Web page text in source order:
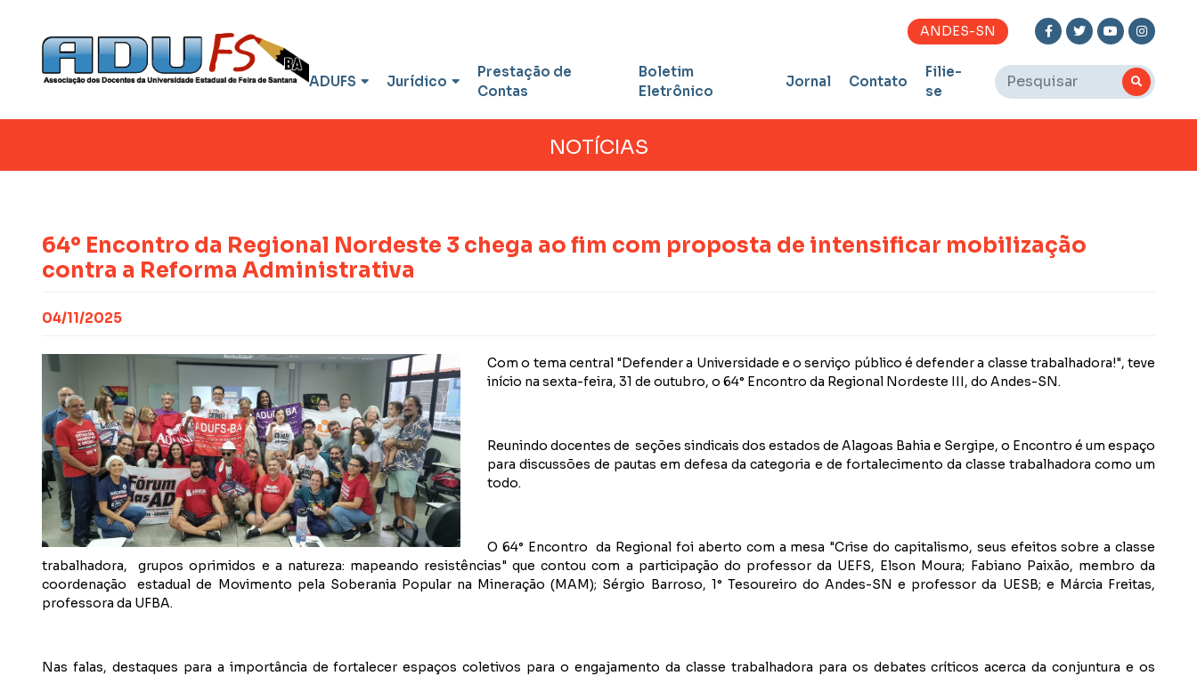
ANDES-SN
ADUFS Jurídico
Prestação de
Contas
Boletim
Eletrônico
Jornal Contato
Filie-
se
NOTÍCIAS
64º Encontro da Regional Nordeste 3 chega ao fim com proposta de intensificar mobilização
contra a Reforma Administrativa
04/11/2025
Com o tema central "Defender a Universidade e o serviço público é defender a classe trabalhadora!", teve
início na sexta-feira, 31 de outubro, o 64° Encontro da Regional Nordeste III, do Andes-SN.
Reunindo docentes de seções sindicais dos estados de Alagoas Bahia e Sergipe, o Encontro é um espaço
para discussões de pautas em defesa da categoria e de fortalecimento da classe trabalhadora como um
todo.
O 64° Encontro da Regional foi aberto com a mesa "Crise do capitalismo, seus efeitos sobre a classe
trabalhadora, grupos oprimidos e a natureza: mapeando resistências" que contou com a participação do professor da UEFS, Elson Moura; Fabiano Paixão, membro da
coordenação estadual de Movimento pela Soberania Popular na Mineração (MAM); Sérgio Barroso, 1° Tesoureiro do Andes-SN e professor da UESB; e Márcia Freitas,
professora da UFBA.
Nas falas, destaques para a importância de fortalecer espaços coletivos para o engajamento da classe trabalhadora para os debates críticos acerca da conjuntura e os